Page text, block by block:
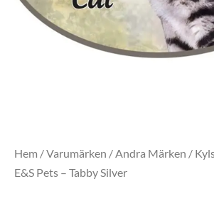
Hem /Varumärken / Andra Märken /
E&S Pets – Tabby Silver